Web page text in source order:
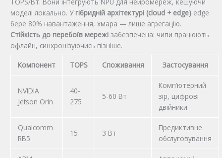
моделі локально. У гібридній архітектурі (cloud + edge) edge
бере 80% навантаження, хмара — лише агрегацію.
Стійкість до перебоїв мережі забезпечена: чипи працюють
офлайн, синхронізуючись пізніше.
Компонент TOPS Споживання Застосування
NVIDIA
Jetson Orin
40-
275
5-60 Вт
Комп’ютерний
зір, цифрові
двійники
Qualcomm
RB5
15 3 Вт
Предиктивне
обслуговування